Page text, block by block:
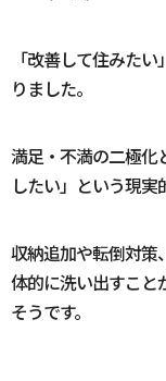
「改善して住みた
りました。
満足・不満の二極化
したい」という現実
収納追加や転倒対策
体的に洗い出すこと
そうです。